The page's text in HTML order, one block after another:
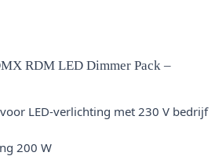
RDM LED Dimmer Pack –
LED-verlichting met 230 V bedrijf
200 W